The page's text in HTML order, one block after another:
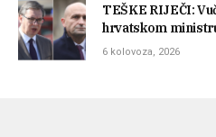
TEŠKE RIJEČI:
hrvatskom
6 kolovoza, 2026